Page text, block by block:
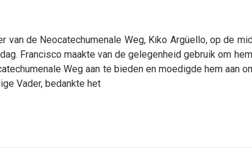
van de Neocatechumenale Weg, Kiko Argüello, op de
Francisco maakte van de gelegenheid gebruik om
Weg aan te bieden en moedigde hem aan
Vader, bedankte het